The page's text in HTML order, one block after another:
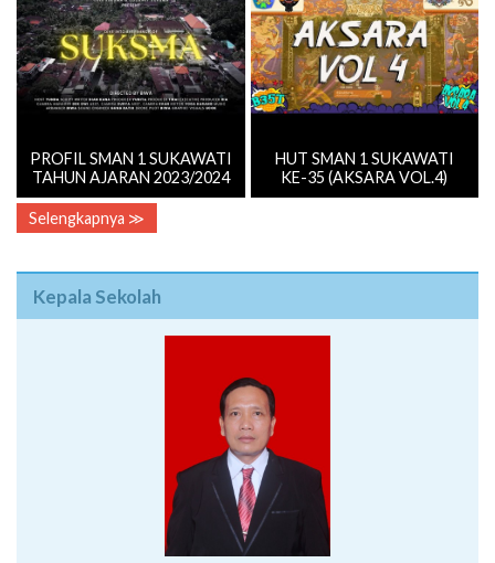
PROFIL SMAN 1 SUKAWATI
TAHUN AJARAN 2023/2024
HUT SMAN 1 SUKAWATI
KE-35 (AKSARA VOL.4)
Selengkapnya ≫
Kepala Sekolah